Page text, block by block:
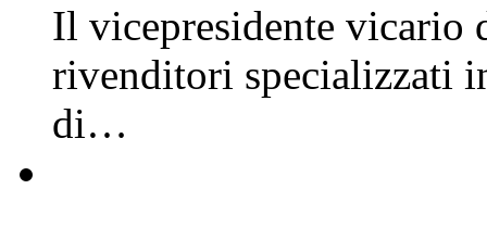
Il vicepresidente vicario
rivenditori specializzati
di…